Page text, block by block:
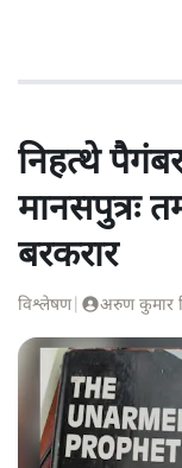
निहत्थे
मानसपुत्रः
बरकरार
विश्लेषण| अरुण कुमार